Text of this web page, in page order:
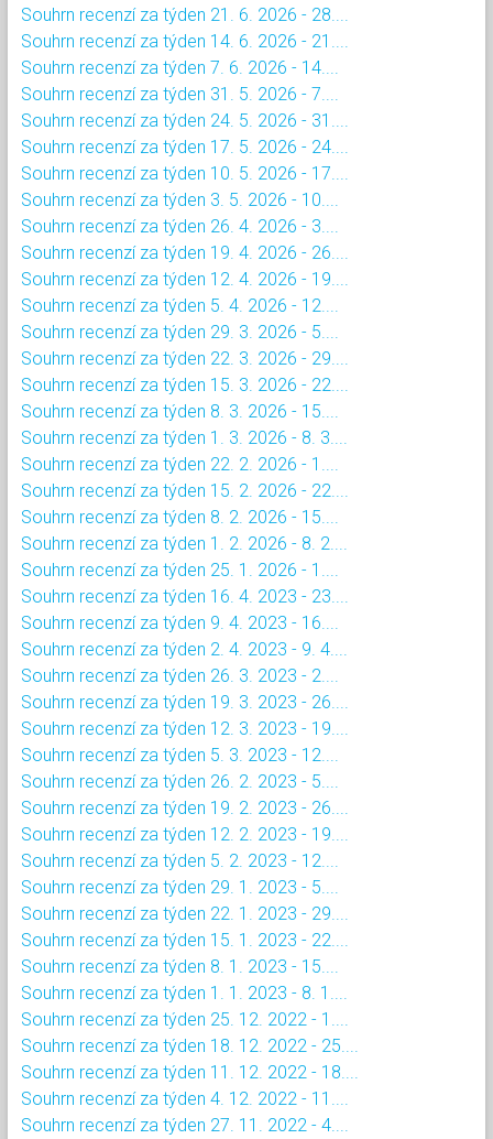
Souhrn recenzí za týden 21. 6. 2026 - 28....
Souhrn recenzí za týden 14. 6. 2026 - 21....
Souhrn recenzí za týden 7. 6. 2026 - 14....
Souhrn recenzí za týden 31. 5. 2026 - 7....
Souhrn recenzí za týden 24. 5. 2026 - 31....
Souhrn recenzí za týden 17. 5. 2026 - 24....
Souhrn recenzí za týden 10. 5. 2026 - 17....
Souhrn recenzí za týden 3. 5. 2026 - 10....
Souhrn recenzí za týden 26. 4. 2026 - 3....
Souhrn recenzí za týden 19. 4. 2026 - 26....
Souhrn recenzí za týden 12. 4. 2026 - 19....
Souhrn recenzí za týden 5. 4. 2026 - 12....
Souhrn recenzí za týden 29. 3. 2026 - 5....
Souhrn recenzí za týden 22. 3. 2026 - 29....
Souhrn recenzí za týden 15. 3. 2026 - 22....
Souhrn recenzí za týden 8. 3. 2026 - 15....
Souhrn recenzí za týden 1. 3. 2026 - 8. 3....
Souhrn recenzí za týden 22. 2. 2026 - 1....
Souhrn recenzí za týden 15. 2. 2026 - 22....
Souhrn recenzí za týden 8. 2. 2026 - 15....
Souhrn recenzí za týden 1. 2. 2026 - 8. 2....
Souhrn recenzí za týden 25. 1. 2026 - 1....
Souhrn recenzí za týden 16. 4. 2023 - 23....
Souhrn recenzí za týden 9. 4. 2023 - 16....
Souhrn recenzí za týden 2. 4. 2023 - 9. 4....
Souhrn recenzí za týden 26. 3. 2023 - 2....
Souhrn recenzí za týden 19. 3. 2023 - 26....
Souhrn recenzí za týden 12. 3. 2023 - 19....
Souhrn recenzí za týden 5. 3. 2023 - 12....
Souhrn recenzí za týden 26. 2. 2023 - 5....
Souhrn recenzí za týden 19. 2. 2023 - 26....
Souhrn recenzí za týden 12. 2. 2023 - 19....
Souhrn recenzí za týden 5. 2. 2023 - 12....
Souhrn recenzí za týden 29. 1. 2023 - 5....
Souhrn recenzí za týden 22. 1. 2023 - 29....
Souhrn recenzí za týden 15. 1. 2023 - 22....
Souhrn recenzí za týden 8. 1. 2023 - 15....
Souhrn recenzí za týden 1. 1. 2023 - 8. 1....
Souhrn recenzí za týden 25. 12. 2022 - 1....
Souhrn recenzí za týden 18. 12. 2022 - 25....
Souhrn recenzí za týden 11. 12. 2022 - 18....
Souhrn recenzí za týden 4. 12. 2022 - 11....
Souhrn recenzí za týden 27. 11. 2022 - 4....